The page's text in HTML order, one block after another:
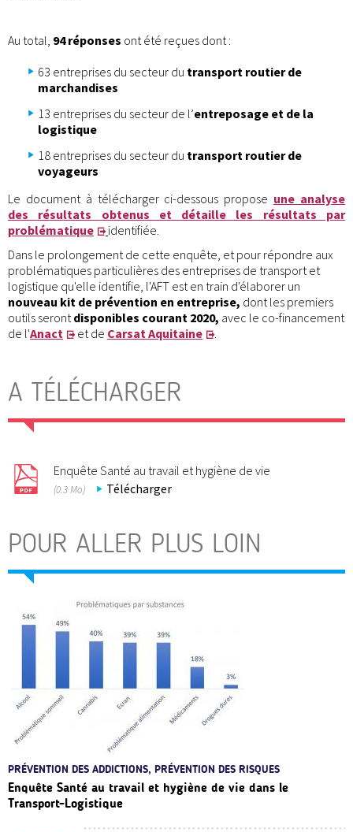
Au total, 94 réponses ont été reçues dont :
63 entreprises du secteur du transport routier de
marchandises
13 entreprises du secteur de l’entreposage et de la
logistique
18 entreprises du secteur du transport routier de
voyageurs
Le document à télécharger ci-dessous propose une analyse
des résultats obtenus et détaille les résultats par
problématique
identifiée.
Dans le prolongement de cette enquête, et pour répondre aux
problématiques particulières des entreprises de transport et
logistique qu'elle identifie, l'AFT est en train d'élaborer un
nouveau kit de prévention en entreprise, dont les premiers
outils serontdisponibles courant 2020, avec le co-financement
de l'Anact et de Carsat Aquitaine .
A TÉLÉCHARGER
Enquête Santé au travail et hygiène de vie
(0.3 Mo) Télécharger
POUR ALLER PLUS LOIN
PRÉVENTION DES ADDICTIONS, PRÉVENTION DES RISQUES
Enquête Santé au travail et hygiène de vie dans le
Transport-Logistique